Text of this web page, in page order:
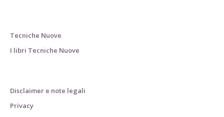
Tecniche Nuove
I libri Tecniche Nuove
Disclaimer e note legali
Privacy